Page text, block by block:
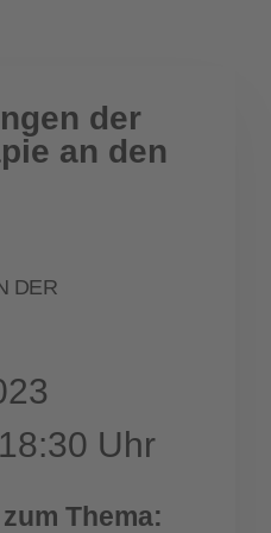
der
an den
DER
Uhr
Thema: